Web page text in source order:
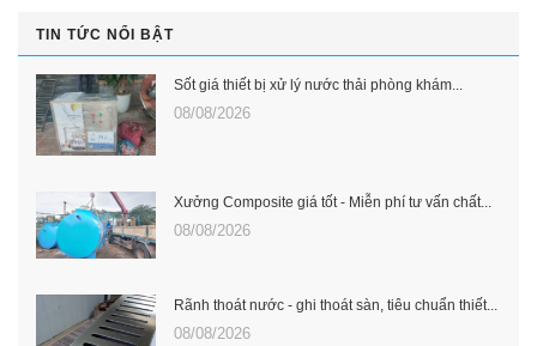
TIN TỨC NỔI BẬT
Sốt giá thiết bị xử lý nước thải phòng khám...
08/08/2026
Xưởng Composite giá tốt - Miễn phí tư vấn chất...
08/08/2026
Rãnh thoát nước - ghi thoát sàn, tiêu chuẩn thiết...
08/08/2026